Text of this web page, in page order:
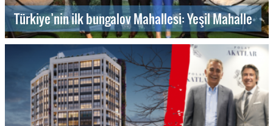
Türkiye’nin ilk bungalov Mahallesi: Yeşil Mahalle